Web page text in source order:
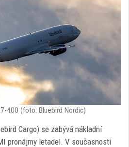
400 (foto: Bluebird Nordic)
Cargo) se zabývá nákladní
pronájmy letadel. V současnosti